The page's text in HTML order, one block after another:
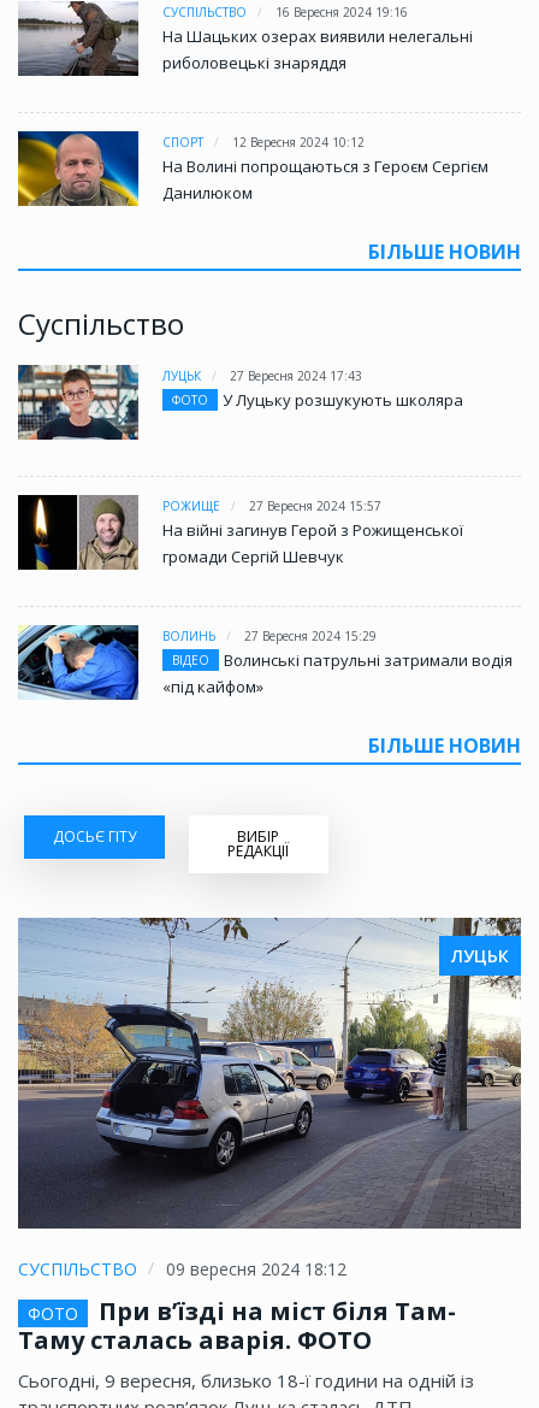
СУСПІЛЬСТВО 16 Вересня 2024 19:16
На Шацьких озерах виявили нелегальні
риболовецькі знаряддя
СПОРТ 12 Вересня 2024 10:12
На Волині попрощаються з Героєм Сергієм
Данилюком
БІЛЬШЕ НОВИН
Суспільство
ЛУЦЬК
27 Вересня 2024 17:43
ФОТО
У Луцьку розшукують школяра
РОЖИЩЕ 27 Вересня 2024 15:57
На війні загинув Герой з Рожищенської
громади Сергій Шевчук
ВОЛИНЬ
27 Вересня 2024 15:29
ВІДЕО
Волинські патрульні затримали водія
«під кайфом»
БІЛЬШЕ НОВИН
ДОСЬЄ ГІТУ ВИБІР
РЕДАКЦІЇ
ЛУЦЬК
СУСПІЛЬСТВО
09 вересня 2024 18:12
ФОТО
При в’їзді на міст біля Там-
Таму сталась аварія. ФОТО
Сьогодні, 9 вересня, близько 18-ї години на одній із